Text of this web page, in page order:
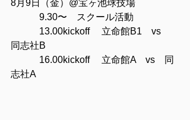
8月9日（金）@宝ヶ池球技場
9.30〜　スクール活動
13.00kickoff 　立命館B1　vs
同志社B
16.00kickoff 　立命館A　vs　同
志社A